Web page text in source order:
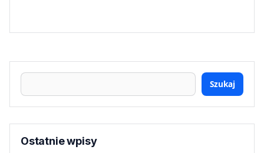
Szukaj
Ostatnie wpisy